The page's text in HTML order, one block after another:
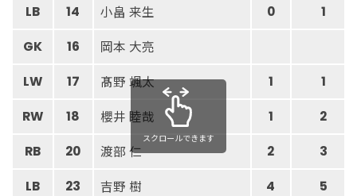
LB 14 小畠 来生 0 1
GK 16 岡本 大亮
LW 17 髙野 颯太 1 1
RW 18 櫻井 睦哉 1 2
RB 20 渡部 仁 2 3
LB 23 吉野 樹 4 5
スクロールできます